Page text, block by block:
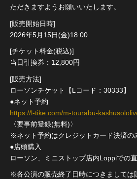
ただきますようお願いいたします。
[販売開始日時]
2026年5月15日(金)18:00
[チケット料金(税込)]
当日引換券：12,800円
[販売方法]
ローソンチケット【Lコード：30333】
●ネット予約
https://l-tike.com/m-tourabu-
〈要事前登録(無料)〉
※ネット予約はクレジットカード決済の
●店頭購入
ローソン、ミニストップ店内Loppiでの
※各公演の販売終了日時につきましては